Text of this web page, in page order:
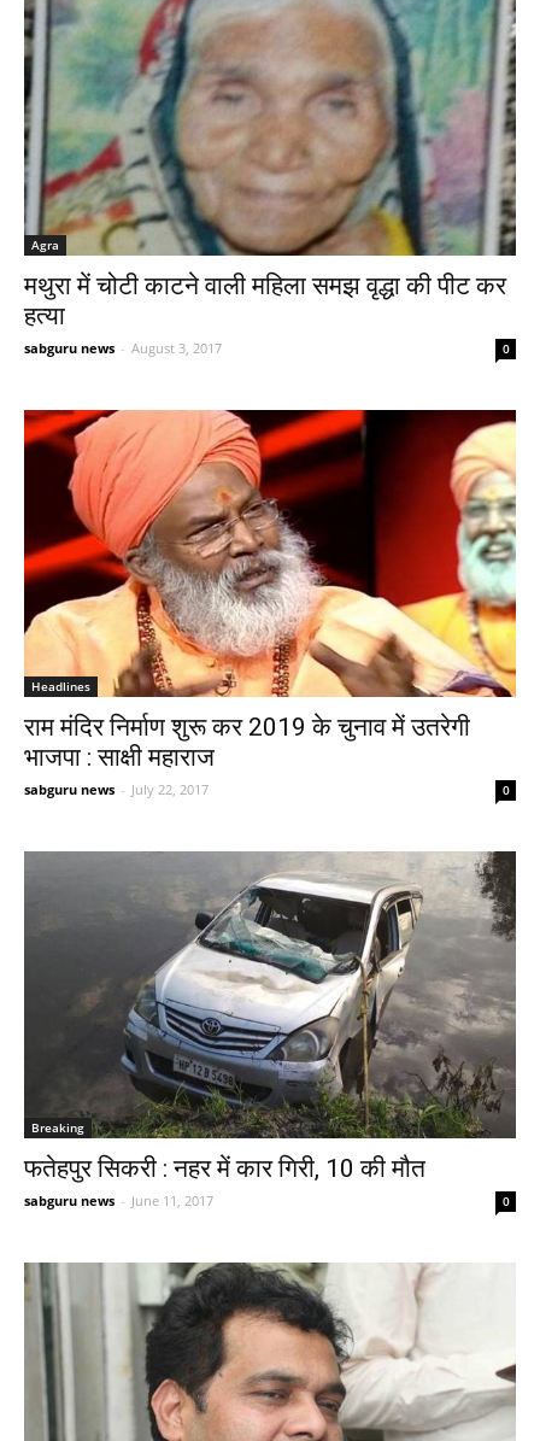
Agra
मथुरा में चोटी काटने वाली महिला समझ वृद्धा की पीट कर
हत्या
sabguru news - August 3, 2017 0
Headlines
राम मंदिर निर्माण शुरू कर 2019 के चुनाव में उतरेगी
भाजपा : साक्षी महाराज
sabguru news - July 22, 2017 0
Breaking
फतेहपुर सिकरी : नहर में कार गिरी, 10 की मौत
sabguru news - June 11, 2017 0